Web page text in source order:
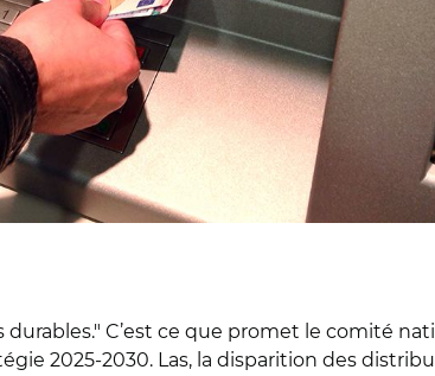
C’est ce que promet le comité
2025-2030. Las, la disparition des